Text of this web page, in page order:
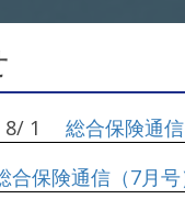
8/ 1
総合保険通信
合保険通信（7月号